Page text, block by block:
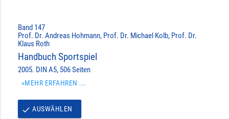
Band 147
Prof. Dr. Andreas Hohmann, Prof. Dr. Michael Kolb, Prof. Dr.
Klaus Roth
Handbuch Sportspiel
2005. DIN A5, 506 Seiten
»MEHR ERFAHREN ...
done AUSWÄHLEN